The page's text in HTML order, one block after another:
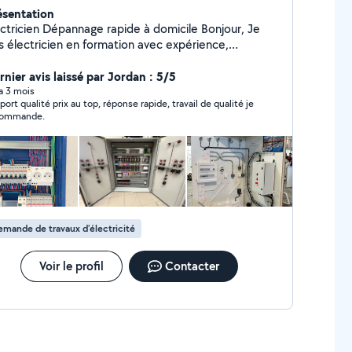
rapide à domicile Bonjour, Je
électricien en formation avec expérience,
sur Châteauroux et alentours. Mes services : -
de prises / interrupteurs - Installation
- Dépannage électrique simple - Remise
petites installations - Montage de meubles -
Intervention rapide travail sérieux et
(à partir de 30 selon
Secteur : Châteauroux et alentours
pas à me contacter en message ou
pour plus d'informations
avis laissé par Jordan : 5/5
3 mois
qualité prix au top, réponse rapide, travail de qualité je
de travaux d’électricité
Voir le profil Contacter